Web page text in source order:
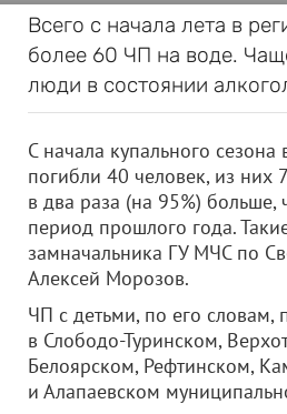
Всего с начала лета в
более 60 ЧП на воде.
люди в состоянии
С начала купального сезона
погибли 40 человек, из них
в два раза (на 95%) больше,
период прошлого года.
замначальника ГУ МЧС по
Алексей Морозов.
ЧП с детьми, по его словам,
в Слободо-Туринском,
Белоярском, Рефтинском,
и Алапаевском